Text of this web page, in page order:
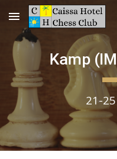
Skip to main content
Kamp (
21-25